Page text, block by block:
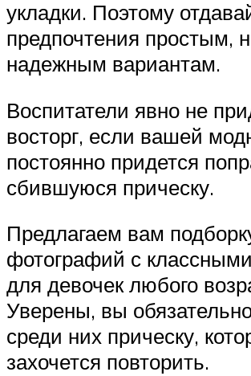
укладки. Поэтому
предпочтения простым,
надежным вариантам.
Воспитатели явно не
восторг, если вашей
постоянно придется
сбившуюся прическу.
Предлагаем вам
фотографий с
для девочек любого
Уверены, вы
среди них прическу,
захочется повторить.